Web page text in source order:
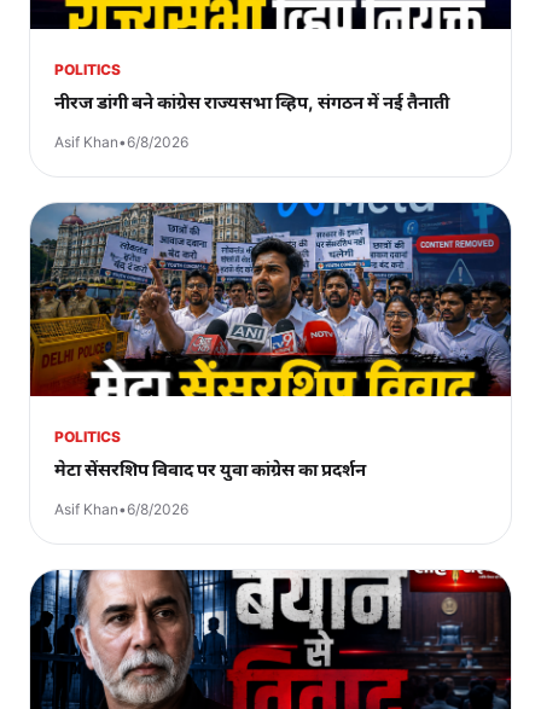
POLITICS
नीरज डांगी बने कांग्रेस राज्यसभा व्हिप, संगठन में नई तैनाती
Asif Khan•6/8/2026
POLITICS
मेटा सेंसरशिप विवाद पर युवा कांग्रेस का प्रदर्शन
Asif Khan•6/8/2026